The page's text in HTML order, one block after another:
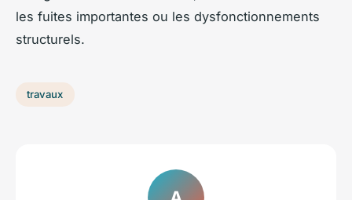
les fuites importantes ou les dysfonctionnements
structurels.
travaux